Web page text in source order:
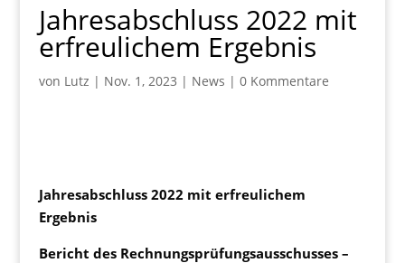
Jahresabschluss 2022 mit
erfreulichem Ergebnis
von Lutz | Nov. 1, 2023 | News | 0 Kommentare
Jahresabschluss 2022 mit erfreulichem
Ergebnis
Bericht des Rechnungsprüfungsausschusses –